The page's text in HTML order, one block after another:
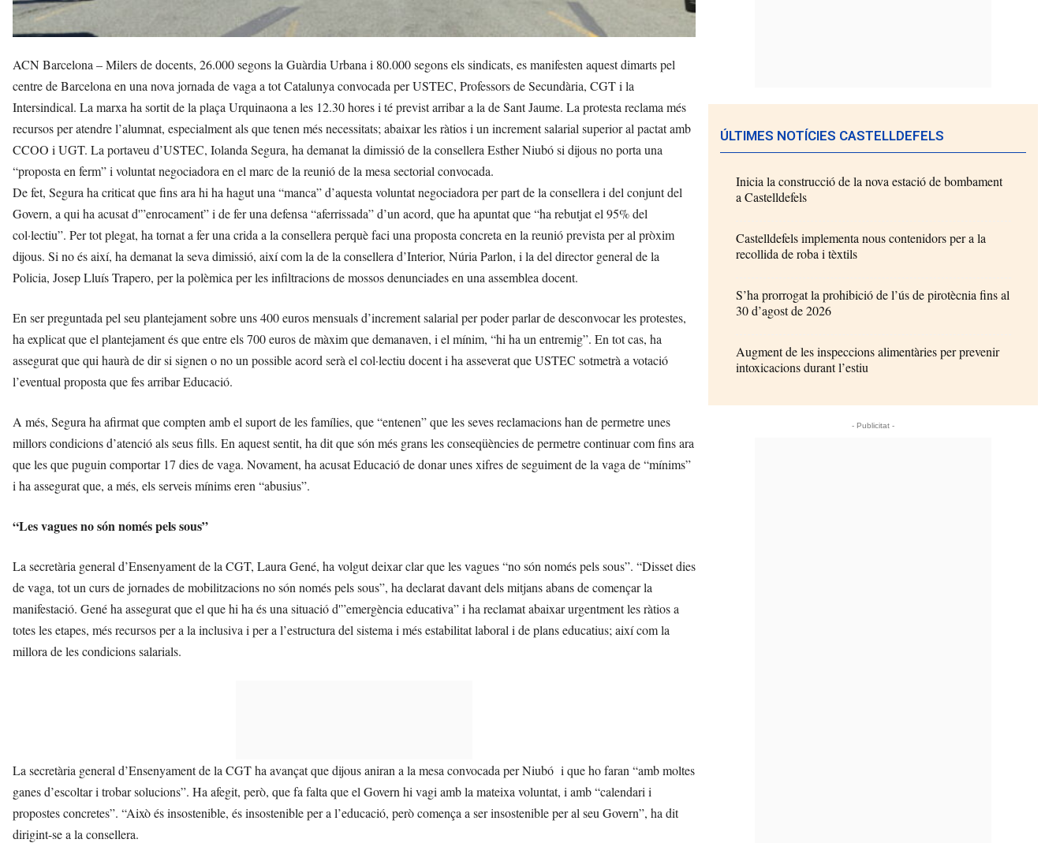
ACN Barcelona – Milers de docents, 26.000 segons la Guàrdia Urbana i 80.000 segons els sindicats, es manifesten aquest dimarts pel
centre de Barcelona en una nova jornada de vaga a tot Catalunya convocada per USTEC, Professors de Secundària, CGT i la
Intersindical. La marxa ha sortit de la plaça Urquinaona a les 12.30 hores i té previst arribar a la de Sant Jaume. La protesta reclama més
recursos per atendre l’alumnat, especialment als que tenen més necessitats; abaixar les ràtios i un increment salarial superior al pactat amb
CCOO i UGT. La portaveu d’USTEC, Iolanda Segura, ha demanat la dimissió de la consellera Esther Niubó si dijous no porta una
“proposta en ferm” i voluntat negociadora en el marc de la reunió de la mesa sectorial convocada.
De fet, Segura ha criticat que fins ara hi ha hagut una “manca” d’aquesta voluntat negociadora per part de la consellera i del conjunt del
Govern, a qui ha acusat d'”enrocament” i de fer una defensa “aferrissada” d’un acord, que ha apuntat que “ha rebutjat el 95% del
col·lectiu”. Per tot plegat, ha tornat a fer una crida a la consellera perquè faci una proposta concreta en la reunió prevista per al pròxim
dijous. Si no és així, ha demanat la seva dimissió, així com la de la consellera d’Interior, Núria Parlon, i la del director general de la
Policia, Josep Lluís Trapero, per la polèmica per les infiltracions de mossos denunciades en una assemblea docent.
En ser preguntada pel seu plantejament sobre uns 400 euros mensuals d’increment salarial per poder parlar de desconvocar les protestes,
ha explicat que el plantejament és que entre els 700 euros de màxim que demanaven, i el mínim, “hi ha un entremig”. En tot cas, ha
assegurat que qui haurà de dir si signen o no un possible acord serà el col·lectiu docent i ha asseverat que USTEC sotmetrà a votació
l’eventual proposta que fes arribar Educació.
A més, Segura ha afirmat que compten amb el suport de les famílies, que “entenen” que les seves reclamacions han de permetre unes
millors condicions d’atenció als seus fills. En aquest sentit, ha dit que són més grans les conseqüències de permetre continuar com fins ara
que les que puguin comportar 17 dies de vaga. Novament, ha acusat Educació de donar unes xifres de seguiment de la vaga de “mínims”
i ha assegurat que, a més, els serveis mínims eren “abusius”.
“Les vagues no són només pels sous”
La secretària general d’Ensenyament de la CGT, Laura Gené, ha volgut deixar clar que les vagues “no són només pels sous”. “Disset dies
de vaga, tot un curs de jornades de mobilitzacions no són només pels sous”, ha declarat davant dels mitjans abans de començar la
manifestació. Gené ha assegurat que el que hi ha és una situació d'”emergència educativa” i ha reclamat abaixar urgentment les ràtios a
totes les etapes, més recursos per a la inclusiva i per a l’estructura del sistema i més estabilitat laboral i de plans educatius; així com la
millora de les condicions salarials.
La secretària general d’Ensenyament de la CGT ha avançat que dijous aniran a la mesa convocada per Niubó i que ho faran “amb moltes
ganes d’escoltar i trobar solucions”. Ha afegit, però, que fa falta que el Govern hi vagi amb la mateixa voluntat, i amb “calendari i
propostes concretes”. “Això és insostenible, és insostenible per a l’educació, però comença a ser insostenible per al seu Govern”, ha dit
dirigint-se a la consellera.
ÚLTIMES NOTÍCIES CASTELLDEFELS
Inicia la construcció de la nova estació de bombament
a Castelldefels
Castelldefels implementa nous contenidors per a la
recollida de roba i tèxtils
S’ha prorrogat la prohibició de l’ús de pirotècnia fins al
30 d’agost de 2026
Augment de les inspeccions alimentàries per prevenir
intoxicacions durant l’estiu
- Publicitat -